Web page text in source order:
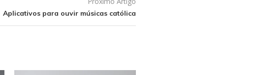
Aplicativos para ouvir músicas católica